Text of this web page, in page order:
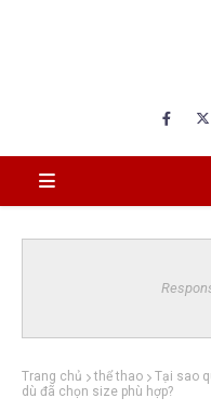
Trang chủ thể thao
Tại sao
dù đã chọn size phù hợp?